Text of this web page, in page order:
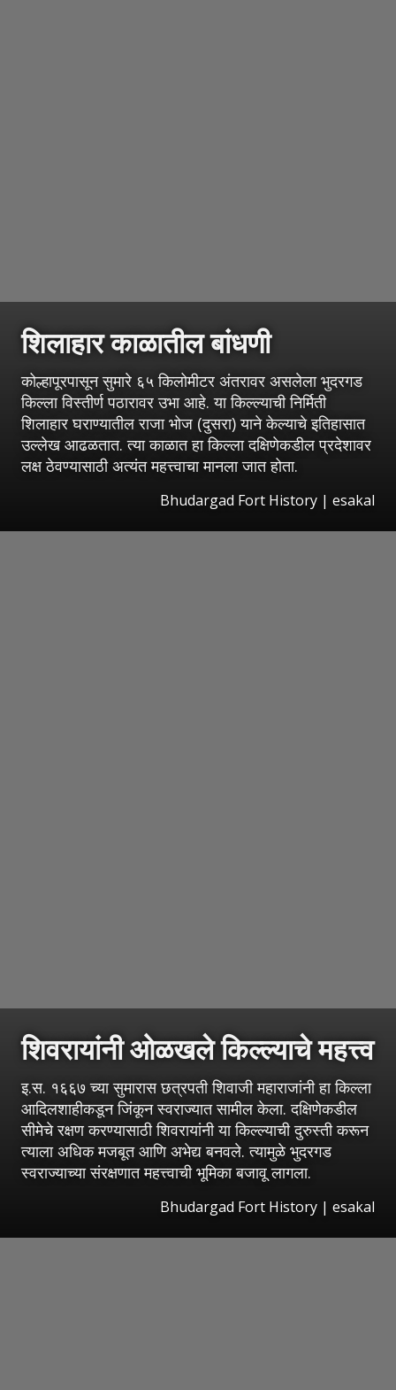
शिलाहार काळातील बांधणी
कोल्हापूरपासून सुमारे ६५ किलोमीटर अंतरावर असलेला भुदरगड
किल्ला विस्तीर्ण पठारावर उभा आहे. या किल्ल्याची निर्मिती
शिलाहार घराण्यातील राजा भोज (दुसरा) याने केल्याचे इतिहासात
उल्लेख आढळतात. त्या काळात हा किल्ला दक्षिणेकडील प्रदेशावर
लक्ष ठेवण्यासाठी अत्यंत महत्त्वाचा मानला जात होता.
Bhudargad Fort History | esakal
शिवरायांनी ओळखले किल्ल्याचे महत्त्व
इ.स. १६६७ च्या सुमारास छत्रपती शिवाजी महाराजांनी हा किल्ला
आदिलशाहीकडून जिंकून स्वराज्यात सामील केला. दक्षिणेकडील
सीमेचे रक्षण करण्यासाठी शिवरायांनी या किल्ल्याची दुरुस्ती करून
त्याला अधिक मजबूत आणि अभेद्य बनवले. त्यामुळे भुदरगड
स्वराज्याच्या संरक्षणात महत्त्वाची भूमिका बजावू लागला.
Bhudargad Fort History | esakal